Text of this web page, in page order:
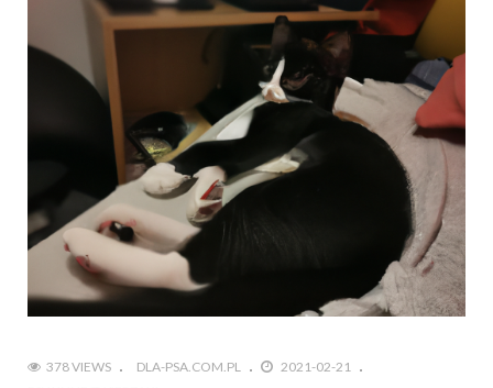
378 VIEWS DLA-PSA.COM.PL
2021-02-21